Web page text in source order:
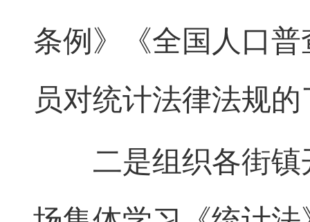
条例》《全国人口
员对统计法律法规
二是组织各街镇